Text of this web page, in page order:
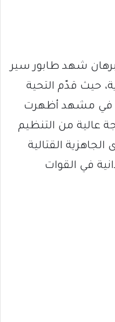
شهد طابور سير
البحرية، حيث قدّم التحية
في مشهد أظهرت
عالية من التنظيم
القتالية
في القوات